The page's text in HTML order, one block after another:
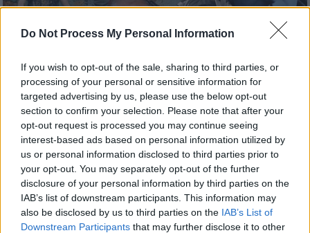
Do Not Process My Personal Information
If you wish to opt-out of the sale, sharing to third parties, or
processing of your personal or sensitive information for
targeted advertising by us, please use the below opt-out
section to confirm your selection. Please note that after your
opt-out request is processed you may continue seeing
interest-based ads based on personal information utilized by
us or personal information disclosed to third parties prior to
your opt-out. You may separately opt-out of the further
disclosure of your personal information by third parties on the
IAB’s list of downstream participants. This information may
also be disclosed by us to third parties on the IAB’s List of
Downstream Participants that may further disclose it to other
Κόσμος|31.12.2024 15:00
Αποχαιρετώντας το 2024: Τα διεθνή
γεγονότα και πρόσωπα που σημάδεψαν
τη χρονιά που τελειώνει